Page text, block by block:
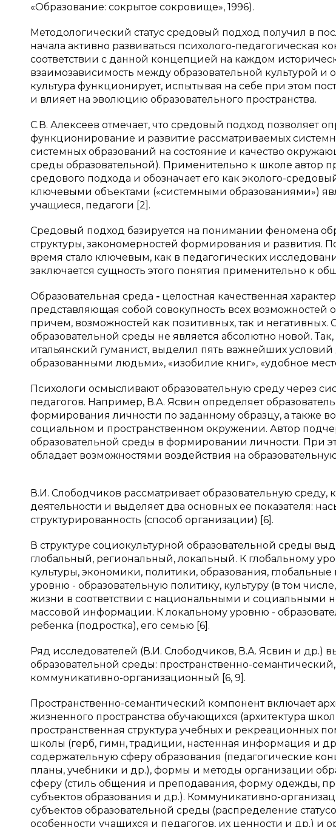
«Образование: сокрытое сокровище», 1996).
Методологический статус средовый подход получил в
начала активно развиваться психолого-педагогическая
соответствии с данной концепцией на каждом
взаимозависимость между образовательной культурой и
культура функционирует, испытывая на себе при этом
и влияет на эволюцию образовательного пространства.
С.В. Алексеев отмечает, что средовый подход позволяет
функционирование и развитие рассматриваемых
системных образований на состояние и качество
среды образовательной). Применительно к школе автор
средового подхода и обозначает его как эколого-
ключевыми объектами («системными образованиями»)
учащиеся, педагоги [2].
Средовый подход базируется на понимании феномена
структуры, закономерностей формирования и развития.
время стало ключевым, как в педагогических
заключается сущность этого понятия применительно к
Образовательная среда - целостная качественная
представляющая собой совокупность всех возможностей
причем, возможностей как позитивных, так и негативных.
образовательной среды не является абсолютно новой.
итальянский гуманист, выделил пять важнейших
образованными людьми», «изобилие книг», «удобное
Психологи осмысливают образовательную среду через
педагогов. Например, В.А. Ясвин определяет
формирования личности по заданному образцу, а также
социальном и пространственном окружении. Автор
образовательной среды в формировании личности. При
обладает возможностями воздействия на
В.И. Слободчиков рассматривает образовательную среду,
деятельности и выделяет два основных ее показателя:
структурированность (способ организации) [6].
В структуре социокультурной образовательной среды
глобальный, региональный, локальный. К глобальному
культуры, экономики, политики, образования,
уровню - образовательную политику, культуру (в том
жизни в соответствии с национальными и социальными
массовой информации. К локальному уровню -
ребенка (подростка), его семью [6].
Ряд исследователей (В.И. Слободчиков, В.А. Ясвин и др.)
образовательной среды: пространственно-
коммуникативно-организационный [6, 9].
Пространственно-семантический компонент включает
жизненного пространства обучающихся (архитектура
пространственная структура учебных и рекреационных
школы (герб, гимн, традиции, настенная информация и
содержательную сферу образования (педагогические
планы, учебники и др.), формы и методы организации
сферу (стиль общения и преподавания, форму одежды,
субъектов образования и др.). Коммуникативно-
субъектов образовательной среды (распределение
особенности учащихся и педагогов, их ценности и др.) и